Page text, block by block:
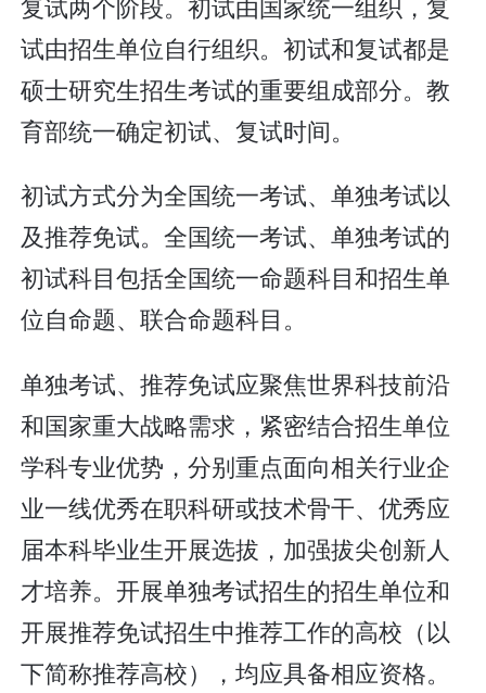
试由招生单位自行组织。初试和复试都是
硕士研究生招生考试的重要组成部分。教
育部统一确定初试、复试时间。
初试方式分为全国统一考试、单独考试以
及推荐免试。全国统一考试、单独考试的
初试科目包括全国统一命题科目和招生单
位自命题、联合命题科目。
单独考试、推荐免试应聚焦世界科技前沿
和国家重大战略需求，紧密结合招生单位
学科专业优势，分别重点面向相关行业企
业一线优秀在职科研或技术骨干、优秀应
届本科毕业生开展选拔，加强拔尖创新人
才培养。开展单独考试招生的招生单位和
开展推荐免试招生中推荐工作的高校（以
下简称推荐高校），均应具备相应资格。